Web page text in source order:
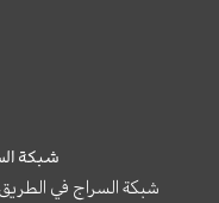
شبكة
شبكة السراج في الطريق